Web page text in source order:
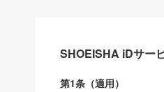
SHOEISHA iDサー
第1条（適用）